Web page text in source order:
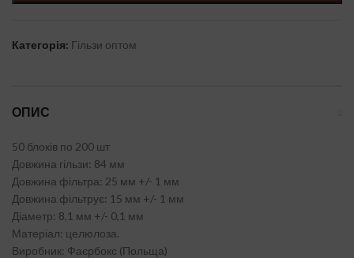
Категорія: Гільзи оптом
ОПИС
50 блоків по 200 шт
Довжина гільзи: 84 мм
Довжина фільтра: 25 мм +/- 1 мм
Довжина фільтрує: 15 мм +/- 1 мм
Діаметр: 8,1 мм +/- 0,1 мм
Матеріал: целюлоза.
Виробник: Фаєрбокс (Польща)